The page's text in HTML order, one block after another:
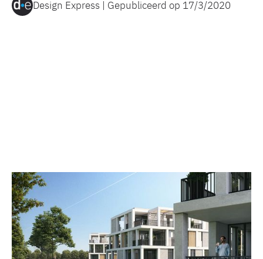
Design Express | Gepubliceerd op 17/3/2020
© ILB Architects
Architectenbureau Iglesias Leenders Bylois (ILB
architecten) zet langzaam maar zeker in op Building
Information Modeling (BIM). Grote voortrekker